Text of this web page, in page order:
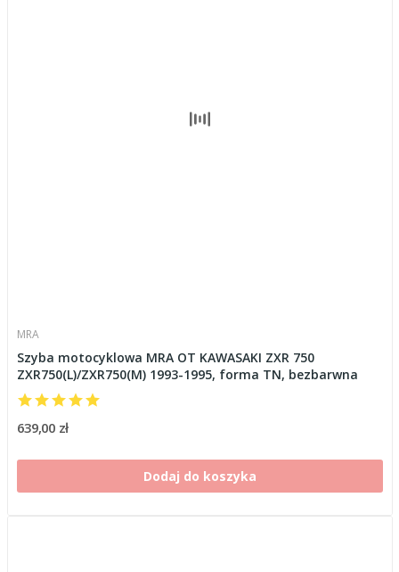
MRA
Szyba motocyklowa MRA OT KAWASAKI ZXR 750
ZXR750(L)/ZXR750(M) 1993-1995, forma TN, bezbarwna
639,00 zł
Dodaj do koszyka